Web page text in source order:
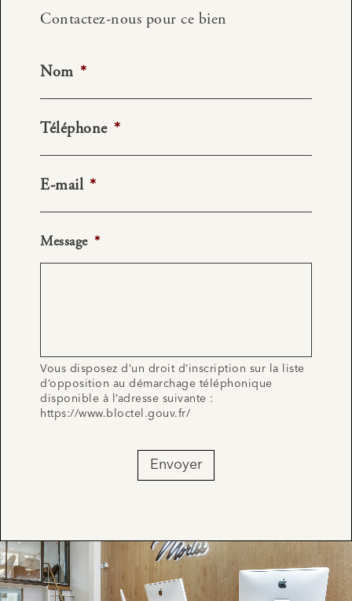
Contactez-nous pour ce bien
Nom *
Téléphone *
E-mail *
Message *
Vous disposez d’un droit d’inscription sur la liste
d’opposition au démarchage téléphonique
disponible à l’adresse suivante :
https://www.bloctel.gouv.fr/
Envoyer